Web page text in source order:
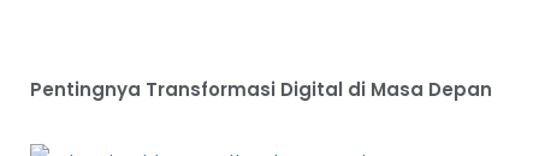
Pentingnya Transformasi Digital di Masa Depan